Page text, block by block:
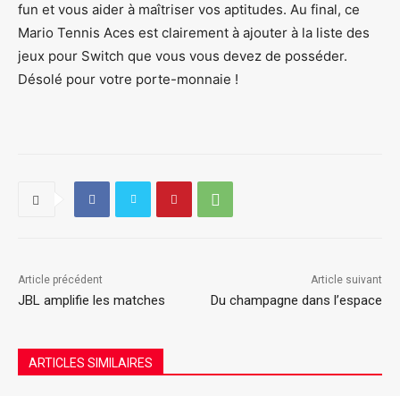
fun et vous aider à maîtriser vos aptitudes. Au final, ce
Mario Tennis Aces est clairement à ajouter à la liste des
jeux pour Switch que vous vous devez de posséder.
Désolé pour votre porte-monnaie !
Article précédent
JBL amplifie les matches
Article suivant
Du champagne dans l’espace
ARTICLES SIMILAIRES